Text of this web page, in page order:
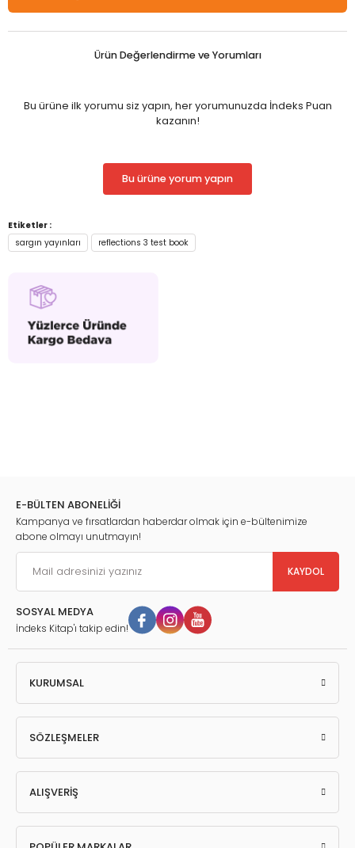
Ürün Değerlendirme ve Yorumları
Bu ürüne ilk yorumu siz yapın, her yorumunuzda İndeks Puan
kazanın!
Bu ürüne yorum yapın
Etiketler :
sargın yayınları
reflections 3 test book
E-BÜLTEN ABONELİĞİ
Kampanya ve fırsatlardan haberdar olmak için e-bültenimize
abone olmayı unutmayın!
KAYDOL
SOSYAL MEDYA
İndeks Kitap'ı takip edin!
KURUMSAL
SÖZLEŞMELER
ALIŞVERİŞ